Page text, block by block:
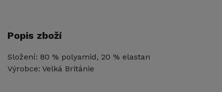
Popis zboží
Složení: 80 % polyamid, 20 % elastan
Výrobce: Velká Británie